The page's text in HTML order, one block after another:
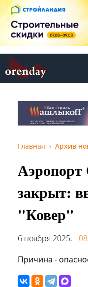
Главная Архив
Аэропорт
закрыт:
"Ковер"
6 ноября 2025,
Причина -